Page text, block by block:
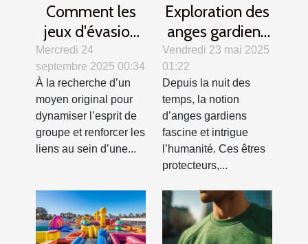
Comment les
jeux d'évasion
renforcent la
cohésion
d'équipe ?
Mercredi 24
septembre 2025 00:34
À la recherche d’un
moyen original pour
dynamiser l’esprit de
groupe et renforcer les
liens au sein d’une...
Exploration des
anges gardiens
dans différentes
cultures et
traditions
Vendredi 23 mai 2025
01:22
Depuis la nuit des
temps, la notion
d’anges gardiens
fascine et intrigue
l’humanité. Ces êtres
protecteurs,...